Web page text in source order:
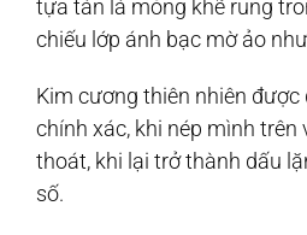
tựa tán lá mỏng khẽ rung
chiếu lớp ánh bạc mờ ảo
Kim cương thiên nhiên được
chính xác, khi nép mình trên
thoát, khi lại trở thành dấu
số.